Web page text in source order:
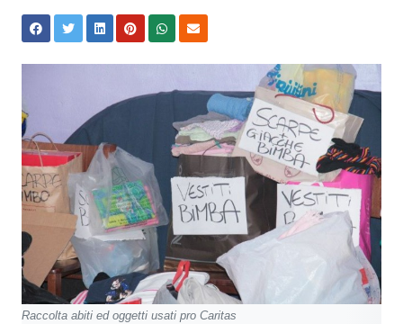
Raccolta abiti ed oggetti usati pro Caritas